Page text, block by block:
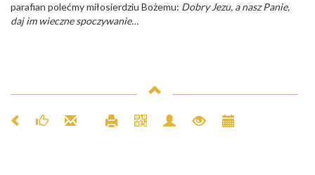
parafian polećmy miłosierdziu Bożemu: Dobry Jezu, a nasz Panie,
daj im wieczne spoczywanie…